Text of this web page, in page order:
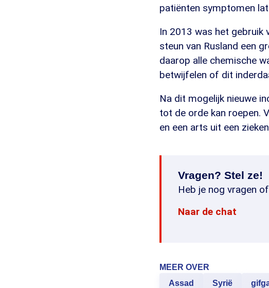
patiënten symptomen
In 2013 was het gebruik
steun van Rusland een
daarop alle chemische
betwijfelen of dit
Na dit mogelijk nieuwe
tot de orde kan roepen.
en een arts uit een
Vragen? Stel ze!
Heb je nog vragen
Naar de chat
MEER OVER
Assad
Syrië